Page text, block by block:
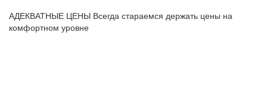
АДЕКВАТНЫЕ ЦЕНЫ Всегда стараемся держать цены на
комфортном уровне